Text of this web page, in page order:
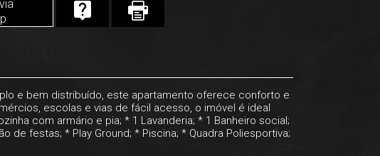
e bem distribuído, este apartamento oferece conforto e
escolas e vias de fácil acesso, o imóvel é ideal
com armário e pia; * 1 Lavanderia; * 1 Banheiro social;
de festas; * Play Ground; * Piscina; * Quadra Poliesportiva;